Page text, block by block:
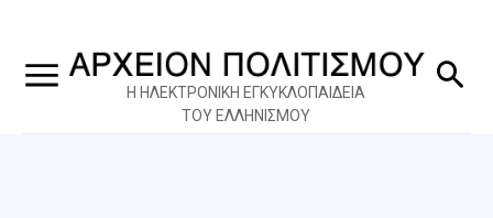
Η ΗΛΕΚΤΡΟΝΙΚΗ ΕΓΚΥΚΛΟΠΑΙΔΕΙΑ
ΤΟΥ ΕΛΛΗΝΙΣΜΟΥ